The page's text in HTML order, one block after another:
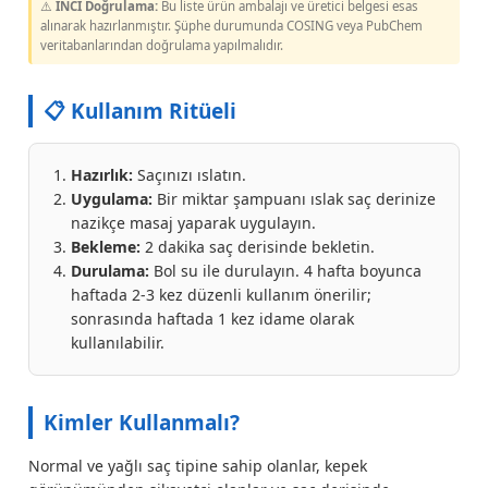
⚠️ INCI Doğrulama: Bu liste ürün ambalajı ve üretici belgesi esas
alınarak hazırlanmıştır. Şüphe durumunda COSING veya PubChem
veritabanlarından doğrulama yapılmalıdır.
📋 Kullanım Ritüeli
Hazırlık: Saçınızı ıslatın.
Uygulama: Bir miktar şampuanı ıslak saç derinize
nazikçe masaj yaparak uygulayın.
Bekleme: 2 dakika saç derisinde bekletin.
Durulama: Bol su ile durulayın. 4 hafta boyunca
haftada 2-3 kez düzenli kullanım önerilir;
sonrasında haftada 1 kez idame olarak
kullanılabilir.
Kimler Kullanmalı?
Normal ve yağlı saç tipine sahip olanlar, kepek